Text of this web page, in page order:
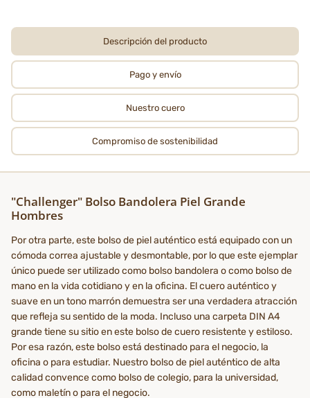
Descripción del producto
Pago y envío
Nuestro cuero
Compromiso de sostenibilidad
"Challenger" Bolso Bandolera Piel Grande
Hombres
Por otra parte, este bolso de piel auténtico está equipado con un
cómoda correa ajustable y desmontable, por lo que este ejemplar
único puede ser utilizado como bolso bandolera o como bolso de
mano en la vida cotidiano y en la oficina. El cuero auténtico y
suave en un tono marrón demuestra ser una verdadera atracción
que refleja su sentido de la moda. Incluso una carpeta DIN A4
grande tiene su sitio en este bolso de cuero resistente y estiloso.
Por esa razón, este bolso está destinado para el negocio, la
oficina o para estudiar. Nuestro bolso de piel auténtico de alta
calidad convence como bolso de colegio, para la universidad,
como maletín o para el negocio.